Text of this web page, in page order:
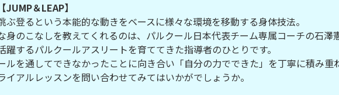
＆LEAP】
ぶ登るという本能的な動きをベースに様々な環境を移動する身体技法。
身のこなしを教えてくれるのは、パルクール日本代表チーム専属コーチの石澤
躍するパルクールアスリートを育ててきた指導者のひとりです。
ルを通してできなかったことに向き合い「自分の力でできた」を丁寧に積み重
イアルレッスンを問い合わせてみてはいかがでしょうか。